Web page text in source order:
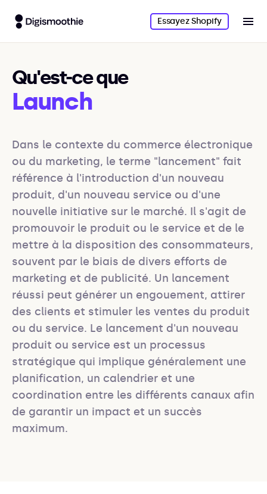
Essayez Shopify
Qu'est-ce que
Launch
Dans le contexte du commerce électronique
ou du marketing, le terme "lancement" fait
référence à l'introduction d'un nouveau
produit, d'un nouveau service ou d'une
nouvelle initiative sur le marché. Il s'agit de
promouvoir le produit ou le service et de le
mettre à la disposition des consommateurs,
souvent par le biais de divers efforts de
marketing et de publicité. Un lancement
réussi peut générer un engouement, attirer
des clients et stimuler les ventes du produit
ou du service. Le lancement d'un nouveau
produit ou service est un processus
stratégique qui implique généralement une
planification, un calendrier et une
coordination entre les différents canaux afin
de garantir un impact et un succès
maximum.